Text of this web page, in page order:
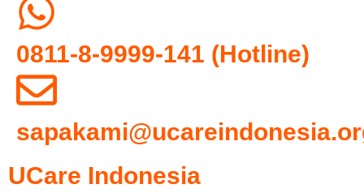
0811-8-9999-141 (Hotline)
UCare Indonesia